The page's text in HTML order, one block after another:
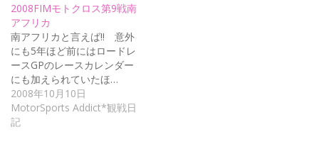
2008FIMモトクロス第9戦南
アフリカ
南アフリカと言えば!! 意外
にも5年ほど前にはロードレ
ースGPのレースカレンダー
にも加えられていたほ…
2008年10月10日
MotorSports Addict*観戦日
記